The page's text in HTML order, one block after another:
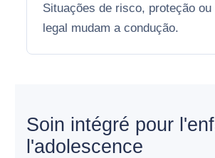
Situações de risco, proteção ou
legal mudam a condução.
Soin intégré pour
l'adolescence